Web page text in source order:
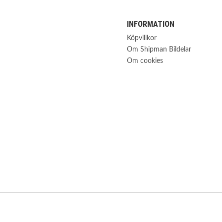
INFORMATION
Köpvillkor
Om Shipman Bildelar
Om cookies